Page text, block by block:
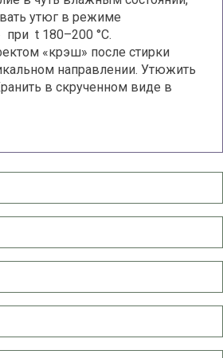
утюг в режиме
при t 180–200 °С.
«крэш» после стирки
направлении. Утюжить
в скрученном виде в